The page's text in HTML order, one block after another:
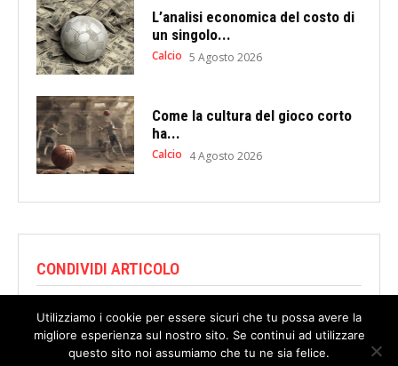
L’analisi economica del costo di
un singolo...
Calcio 5 Agosto 2026
Come la cultura del gioco corto
ha...
Calcio 4 Agosto 2026
CONDIVIDI ARTICOLO
Utilizziamo i cookie per essere sicuri che tu possa avere la
migliore esperienza sul nostro sito. Se continui ad utilizzare
questo sito noi assumiamo che tu ne sia felice.